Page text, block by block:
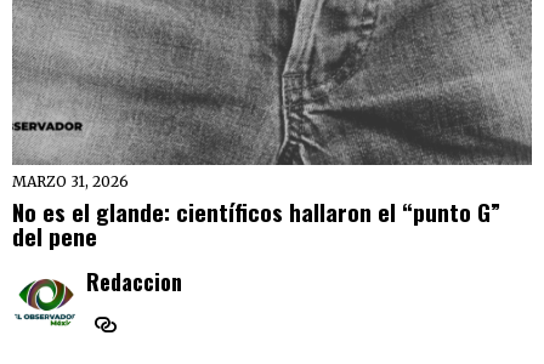
MARZO 31, 2026
No es el glande: científicos hallaron el “punto G”
del pene
Redaccion